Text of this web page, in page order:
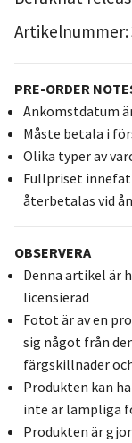
Artikelnummer:
PRE-ORDER
Ankomstdatum
Måste betala i
Olika typer av
Fullpriset
återbetalas vid
OBSERVERA
Denna artikel är
licensierad
Fotot är av en
sig något från
färgskillnader
Produkten kan
inte är lämpliga
Produkten är